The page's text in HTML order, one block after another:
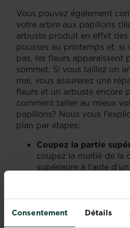
Consentement Détails
Vous pouvez également
votre arbre aux papillons
arbuste produit en effet des
pousses au printemps et, si
pas, les fleurs apparaissent
sommet. Si vous taillez un
mai, vous assurerez une
fleurs et un arbuste encore
comment tailler au mieux
papillons? Nous vous
plan par étapes:
Coupez la partie
coupez la moitié de la
supérieure à l'aide
facilitera le processus
pourrez atteindre le
facilement.
Taillez